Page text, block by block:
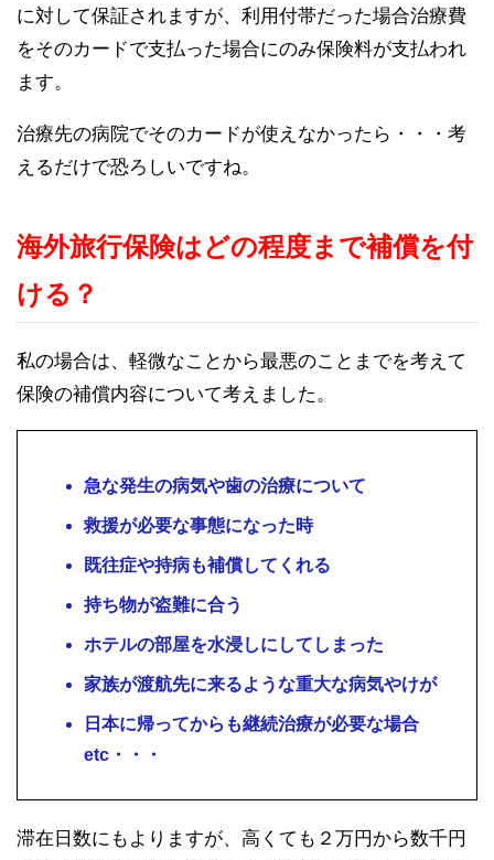
に対して保証されますが、利用付帯だった場合治療費
をそのカードで支払った場合にのみ保険料が支払われ
ます。
治療先の病院でそのカードが使えなかったら・・・考
えるだけで恐ろしいですね。
海外旅行保険はどの程度まで補償を付
ける？
私の場合は、軽微なことから最悪のことまでを考えて
保険の補償内容について考えました。
急な発生の病気や歯の治療について
救援が必要な事態になった時
既往症や持病も補償してくれる
持ち物が盗難に合う
ホテルの部屋を水浸しにしてしまった
家族が渡航先に来るような重大な病気やけが
日本に帰ってからも継続治療が必要な場合
etc・・・
滞在日数にもよりますが、高くても２万円から数千円